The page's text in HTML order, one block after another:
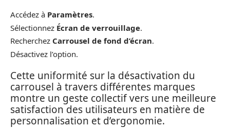
Accédez à Paramètres.
Sélectionnez Écran de verrouillage.
Recherchez Carrousel de fond d’écran.
Désactivez l’option.
Cette uniformité sur la désactivation du
carrousel à travers différentes marques
montre un geste collectif vers une meilleure
satisfaction des utilisateurs en matière de
personnalisation et d’ergonomie.